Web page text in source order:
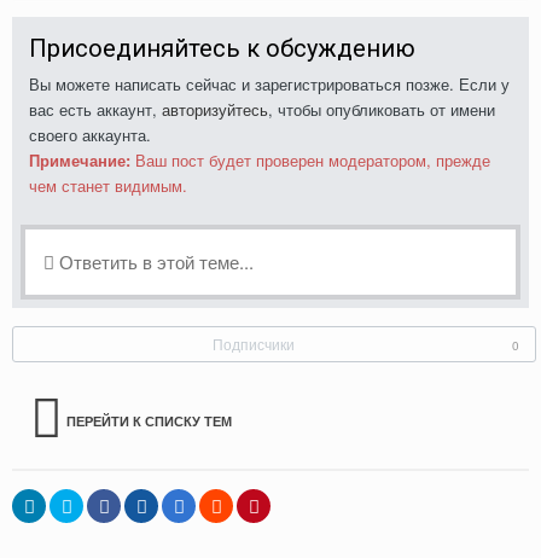
Присоединяйтесь к обсуждению
Вы можете написать сейчас и зарегистрироваться позже. Если у
вас есть аккаунт, авторизуйтесь, чтобы опубликовать от имени
своего аккаунта.
Примечание: Ваш пост будет проверен модератором, прежде
чем станет видимым.
Ответить в этой теме...
Подписчики 0
ПЕРЕЙТИ К СПИСКУ ТЕМ